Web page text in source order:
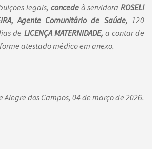
legais, concedeà servidora ROSELI
Agente Comunitário de Saúde, 120
de LICENÇA MATERNIDADE, a contar de
atestado médico em anexo.
Alegre dos Campos, 04 de março de 2026.